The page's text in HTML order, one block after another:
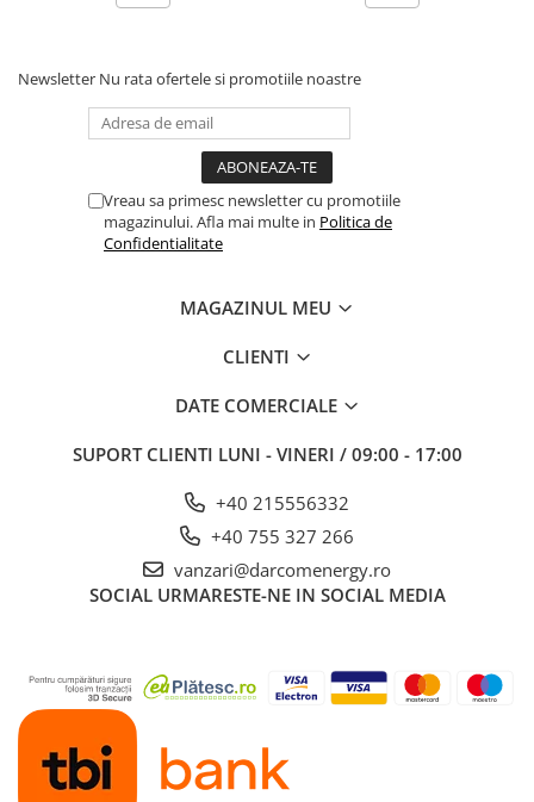
Newsletter Nu rata ofertele si promotiile noastre
Vreau sa primesc newsletter cu promotiile
magazinului. Afla mai multe in Politica de
Confidentialitate
MAGAZINUL MEU
CLIENTI
DATE COMERCIALE
SUPORT CLIENTI LUNI - VINERI / 09:00 - 17:00
+40 215556332
+40 755 327 266
vanzari@darcomenergy.ro
SOCIAL URMARESTE-NE IN SOCIAL MEDIA